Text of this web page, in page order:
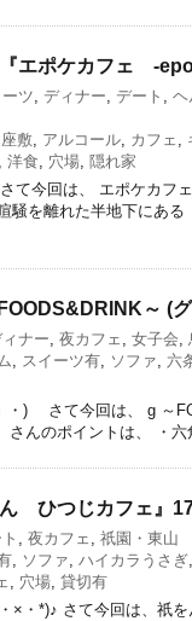
エポケカフェ -
ツ, ディナー, デート , ヘ
敷, アルコール, カフェ ,
, 洋食, 穴場, 隠れ家
て今回は、 エポケカフ
騒を離れた半地下にあ
～ (
ナー, 夜カフェ , 女子会,
, スイーツ有, ソファ, 六
)ゝ さて今回は、 g ～
さんのポイントは、 ・
ひつじカフェ』
, 夜カフェ , 祇園・東山
, ソファ, ハイカラうさぎ,
, 穴場, 貸切有
×・*)♪ さて今回は、